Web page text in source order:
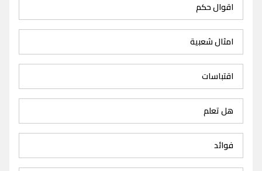
اقوال حكم
امثال شعبية
اقتباسات
هل تعلم
فوائد